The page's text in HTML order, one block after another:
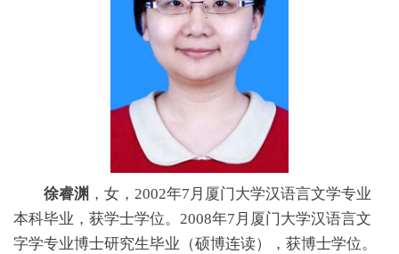
徐睿渊 ，女，2002年7月厦门大学汉语言文学专业
本科毕业，获学士学位。2008年7月厦门大学汉语言文
字学专业博士研究生毕业（硕博连读），获博士学位。